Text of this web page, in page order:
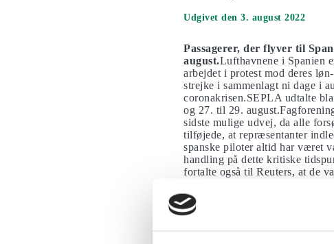
Udgivet den 3. august 2022
Passagerer, der flyver til
august.Lufthavnene i Spanien
arbejdet i protest mod deres
strejke i sammenlagt ni dage i
coronakrisen.SEPLA udtalte
og 27. til 29.
sidste mulige udvej, da alle
tilføjede, at repræsentanter
spanske piloter altid har været
handling på dette kritiske
fortalte også til Reuters, at de
Hvorfor strejker så